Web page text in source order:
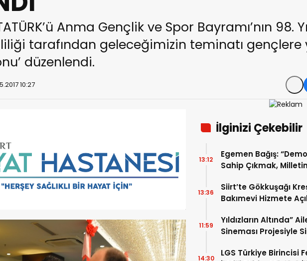
Anma Gençlik ve Spor Bayramı’nın 98.
tarafından geleceğimizin teminatı gençlere
düzenlendi.
10:27
İlginizi Çekebilir
Egemen Bağış:
Sahip Çıkmak,
13:12
Siirt’te Gökkuşağı
Bakımevi Hizmete
13:36
Yıldızların Altında”
Sineması Projesiyle
11:59
LGS Türkiye Birincisi
14:30